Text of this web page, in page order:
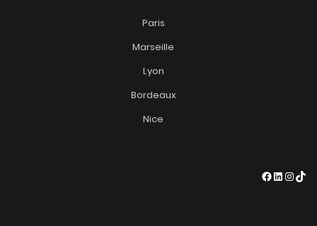
Paris
Marseille
Lyon
Bordeaux
Nice
Facebook
LinkedIn